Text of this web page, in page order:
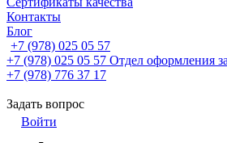
Контакты
Блог
+7 (978) 025 05 57
+7 (978) 025 05 57 Отдел оформления
+7 (978) 776 37 17
Задать вопрос
Войти